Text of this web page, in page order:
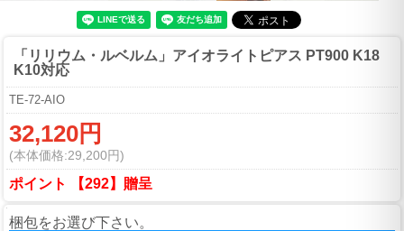
「リリウム・ルベルム」アイオライトピアス PT900 K18
K10対応
TE-72-AIO
32,120円
(本体価格:29,200円)
ポイント 【292】贈呈
梱包をお選び下さい。